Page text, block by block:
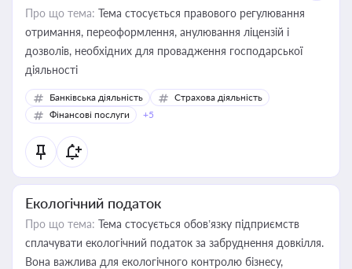
Про що тема: Тема стосується правового регулювання
отримання, переоформлення, анулювання ліцензій і
дозволів, необхідних для провадження господарської
діяльності
Банківська діяльність
Страхова діяльність
Фінансові послуги
+5
Екологічний податок
Про що тема: Тема стосується обов’язку підприємств
сплачувати екологічний податок за забруднення довкілля.
Вона важлива для екологічного контролю бізнесу,